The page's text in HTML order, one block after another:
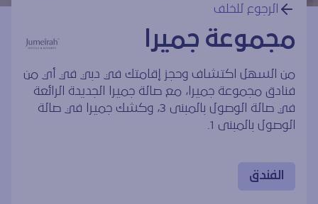
الرجوع للخلف
مجموعة جميرا
من السهل اكتشاف وحجز إقامتك في دبي في أي من
فنادق مجموعة جميرا، مع صالة جميرا الجديدة الرائعة
في صالة الوصول بالمبنى 3، وكشك جميرا في صالة
الوصول بالمبنى 1.
الفندق